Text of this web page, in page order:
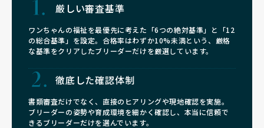
厳しい審査基準
ワンちゃんの福祉を最優先に考えた「6つの絶対基準」と「12
の総合基準」を設定。合格率はわずか10%未満という、厳格
な基準をクリアしたブリーダーだけを厳選しています。
徹底した確認体制
書類審査だけでなく、直接のヒアリングや現地確認を実施。
ブリーダーの姿勢や育成環境を細かく確認し、本当に信頼で
きるブリーダーだけを選んでいます。